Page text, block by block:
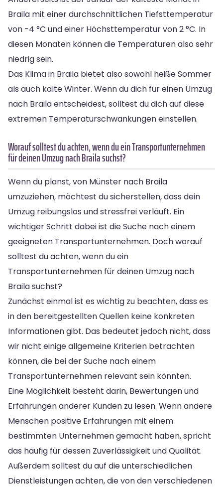
Braila mit einer durchschnittlichen Tiefsttemperatur
von -4 °C und einer Höchsttemperatur von 2 °C. In
diesen Monaten können die Temperaturen also sehr
niedrig sein.
Das Klima in Braila bietet also sowohl heiße Sommer
als auch kalte Winter. Wenn du dich für einen Umzug
nach Braila entscheidest, solltest du dich auf diese
extremen Temperaturschwankungen einstellen.
Worauf solltest du achten, wenn du ein Transportunternehmen
für deinen Umzug nach Braila suchst?
Wenn du planst, von Münster nach Braila
umzuziehen, möchtest du sicherstellen, dass dein
Umzug reibungslos und stressfrei verläuft. Ein
wichtiger Schritt dabei ist die Suche nach einem
geeigneten Transportunternehmen. Doch worauf
solltest du achten, wenn du ein
Transportunternehmen für deinen Umzug nach
Braila suchst?
Zunächst einmal ist es wichtig zu beachten, dass es
in den bereitgestellten Quellen keine konkreten
Informationen gibt. Das bedeutet jedoch nicht, dass
wir nicht einige allgemeine Kriterien betrachten
können, die bei der Suche nach einem
Transportunternehmen relevant sein könnten.
Eine Möglichkeit besteht darin, Bewertungen und
Erfahrungen anderer Kunden zu lesen. Wenn andere
Menschen positive Erfahrungen mit einem
bestimmten Unternehmen gemacht haben, spricht
das häufig für dessen Zuverlässigkeit und Qualität.
Außerdem solltest du auf die unterschiedlichen
Dienstleistungen achten, die von den verschiedenen